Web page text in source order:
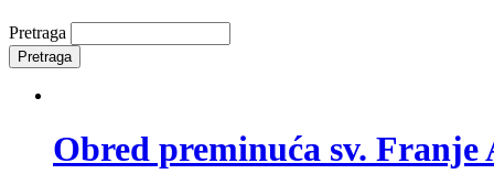
Pretraga
Obred preminuća sv. Franje